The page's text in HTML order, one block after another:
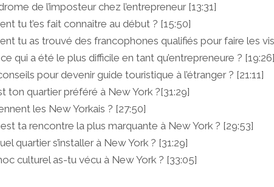
de l’imposteur chez l’entrepreneur [13:31]
tu t’es fait connaître au début ? [15:50]
tu as trouvé des francophones qualifiés pour faire les
ce qui a été le plus difficile en tant qu’entrepreneure ? [19:26]
pour devenir guide touristique à l’étranger ? [21:11]
ton quartier préféré à New York ?[31:29]
les New Yorkais ? [27:50]
est ta rencontre la plus marquante à New York ? [29:53]
quartier s’installer à New York ? [31:29]
culturel as-tu vécu à New York ? [33:05]